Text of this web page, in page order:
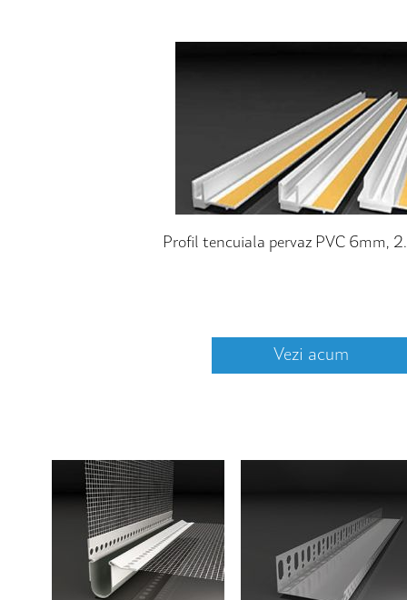
Profil tencuiala pervaz PVC 6mm,
Vezi acum